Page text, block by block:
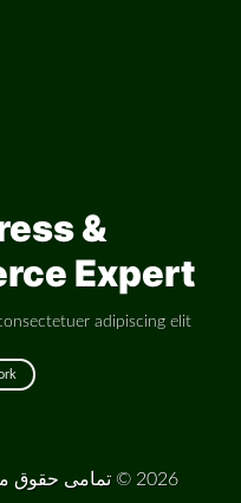
&
Expert
adipiscing elit.
2026 © تمامی حقوق